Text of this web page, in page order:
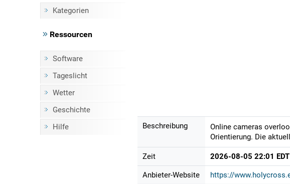
Kategorien
Ressourcen
Software
Tageslicht
Wetter
Geschichte
Hilfe
Beschreibung
Online cameras
Orientierung. Die
Zeit 2026-08-05 22:01 EDT
Anbieter-Website https://